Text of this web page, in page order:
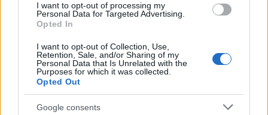
I want to opt-out of processing my
Personal Data for Targeted Advertising.
Opted In
I want to opt-out of Collection, Use,
Retention, Sale, and/or Sharing of my
Personal Data that Is Unrelated with the
Purposes for which it was collected.
Opted Out
Google consents